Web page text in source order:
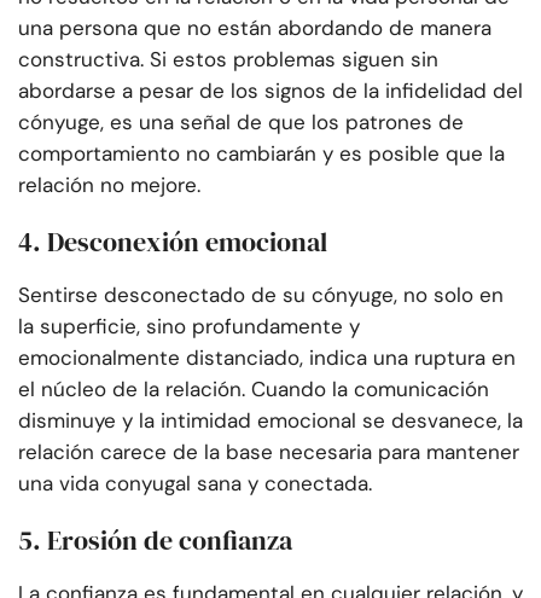
una persona que no están abordando de manera
constructiva. Si estos problemas siguen sin
abordarse a pesar de los signos de la infidelidad del
cónyuge, es una señal de que los patrones de
comportamiento no cambiarán y es posible que la
relación no mejore.
4. Desconexión emocional
Sentirse desconectado de su cónyuge, no solo en
la superficie, sino profundamente y
emocionalmente distanciado, indica una ruptura en
el núcleo de la relación. Cuando la comunicación
disminuye y la intimidad emocional se desvanece, la
relación carece de la base necesaria para mantener
una vida conyugal sana y conectada.
5. Erosión de confianza